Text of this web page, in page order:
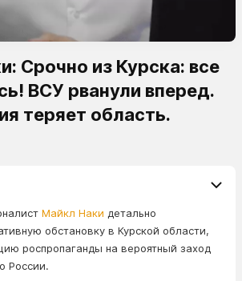
Срочно из Курска: все
ВСУ рванули вперед.
теряет область.
Майкл Наки детально
обстановку в Курской области,
роспропаганды на вероятный заход
России.